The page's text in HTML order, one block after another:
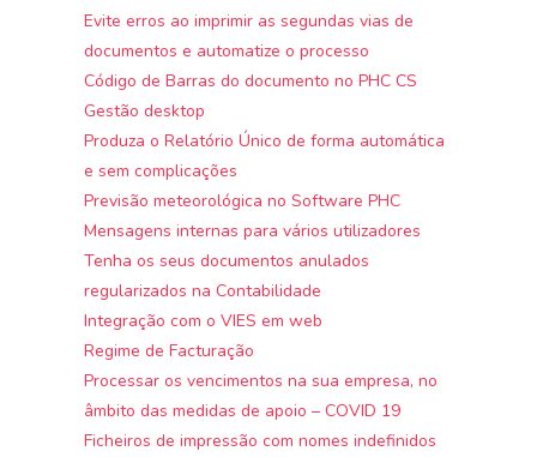
Evite erros ao imprimir as segundas vias de
documentos e automatize o processo
Código de Barras do documento no PHC CS
Gestão desktop
Produza o Relatório Único de forma automática
e sem complicações
Previsão meteorológica no Software PHC
Mensagens internas para vários utilizadores
Tenha os seus documentos anulados
regularizados na Contabilidade
Integração com o VIES em web
Regime de Facturação
Processar os vencimentos na sua empresa, no
âmbito das medidas de apoio – COVID 19
Ficheiros de impressão com nomes indefinidos